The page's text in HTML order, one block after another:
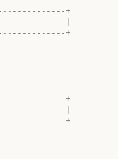
+
|
+
+
|
+